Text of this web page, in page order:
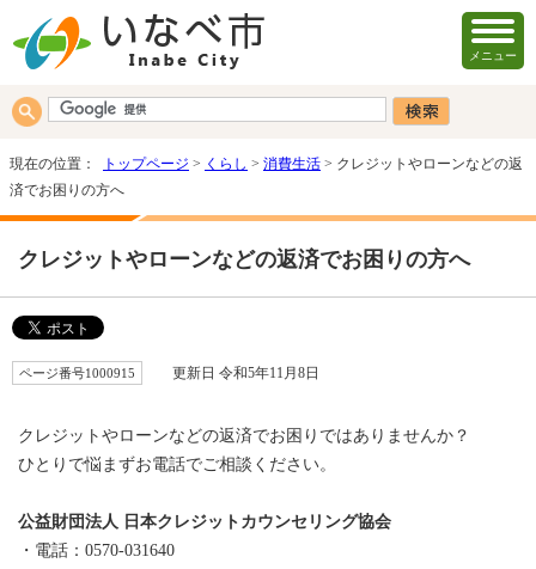
メニュー
現在の位置： トップページ > くらし > 消費生活 > クレジットやローンなどの返
済でお困りの方へ
クレジットやローンなどの返済でお困りの方へ
ページ番号1000915 更新日 令和5年11月8日
クレジットやローンなどの返済でお困りではありませんか？
ひとりで悩まずお電話でご相談ください。
公益財団法人 日本クレジットカウンセリング協会
・電話：0570-031640